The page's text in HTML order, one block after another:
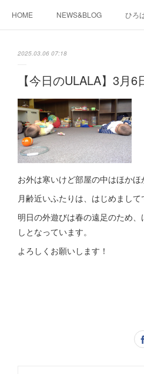
HOME NEWS&BLOG ひろ
2025.03.06 07:18
【今日のULALA】3月6
お外は寒いけど部屋の中はほかほ
月齢近いふたりは、はじめまし
明日の外遊びは春の遠足のため
しとなっています。
よろしくお願いします！